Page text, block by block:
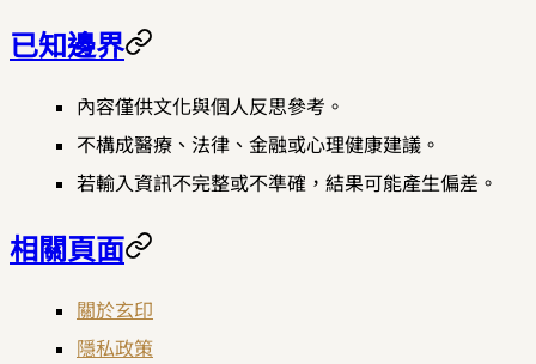
已知邊界
內容僅供文化與個人反思參考。
不構成醫療、法律、金融或心理健康建議。
若輸入資訊不完整或不準確，結果可能產生偏差。
相關頁面
關於玄印
隱私政策